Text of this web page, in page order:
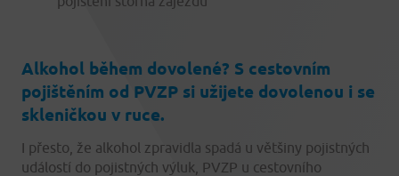
Alkohol během dovolené? S cestovním
pojištěním od PVZP si užijete dovolenou i se
skleničkou v ruce.
I přesto, že alkohol zpravidla spadá u většiny pojistných
událostí do pojistných výluk, PVZP u cestovního